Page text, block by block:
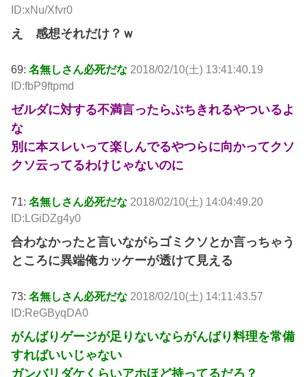
ID:xNu/Xfvr0
え 感想それだけ？ｗ
69:名無しさん必死だな 2018/02/10(土) 13:41:40.19
ID:fbP9ftpmd
ゼルダに対する不満言ったらぶちきれるやついるよ
な
別に本スレいって楽しんでるやつらに向かってクソ
クソ云ってるわけじゃないのに
71:名無しさん必死だな 2018/02/10(土) 14:04:49.20
ID:LGiDZg4y0
合わなかったと言いながらゴミクソとか言っちゃう
ところに異端俺カッケーが透けて見える
73:名無しさん必死だな 2018/02/10(土) 14:11:43.57
ID:ReGByqDA0
がんばりゲージが足りないならがんばり料理を常備
すればいいじゃない
ガンバリダケくらいアホほど持ってるだろ？